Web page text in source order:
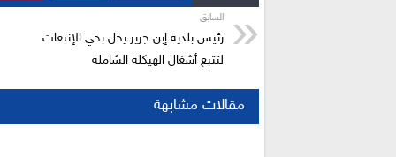
السابق
رئيس بلدية إبن جرير يحل بحي الإنبعاث
لتتبع أشغال الهيكلة الشاملة
مقالات مشابهة